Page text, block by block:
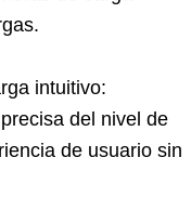
intuitivo:
del nivel de
de usuario sin